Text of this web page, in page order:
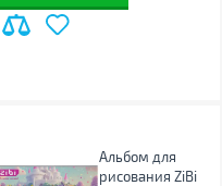
Альбом для
рисования ZiBi